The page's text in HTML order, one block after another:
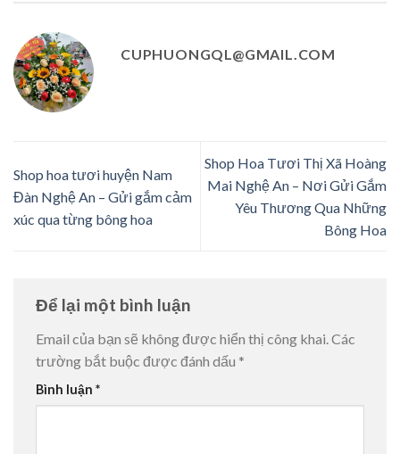
CUPHUONGQL@GMAIL.COM
Shop hoa tươi huyện Nam
Đàn Nghệ An – Gửi gắm cảm
xúc qua từng bông hoa
Shop Hoa Tươi Thị Xã Hoàng
Mai Nghệ An – Nơi Gửi Gắm
Yêu Thương Qua Những
Bông Hoa
Để lại một bình luận
Email của bạn sẽ không được hiển thị công khai.Các
trường bắt buộc được đánh dấu *
Bình luận *